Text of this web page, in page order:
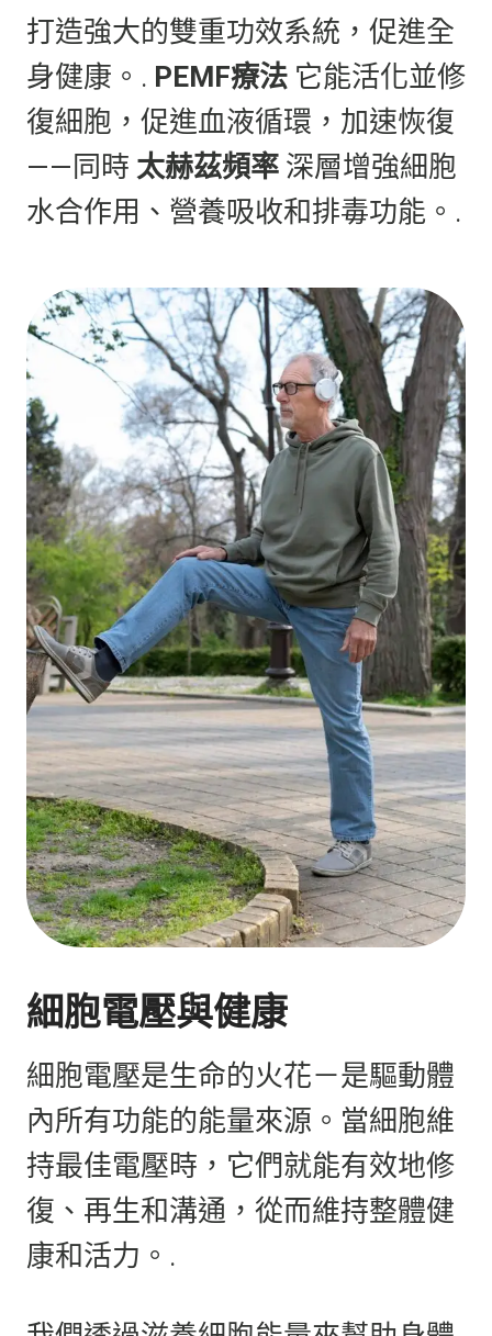
打造強大的雙重功效系統，促進全
身健康。. PEMF療法 它能活化並修
復細胞，促進血液循環，加速恢復
——同時 太赫茲頻率 深層增強細胞
水合作用、營養吸收和排毒功能。.
細胞電壓與健康
細胞電壓是生命的火花－是驅動體
內所有功能的能量來源。當細胞維
持最佳電壓時，它們就能有效地修
復、再生和溝通，從而維持整體健
康和活力。.